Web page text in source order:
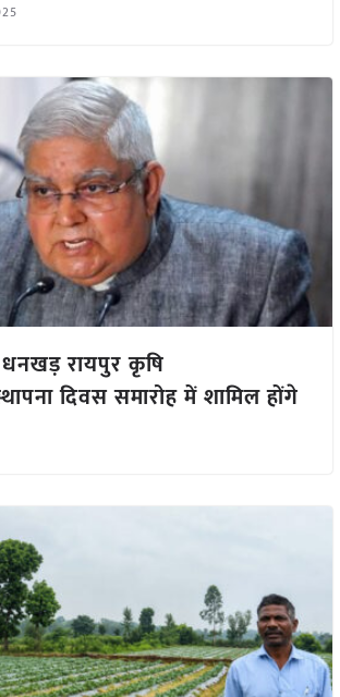
धनखड़ रायपुर कृषि
दिवस समारोह में शामिल होंगे